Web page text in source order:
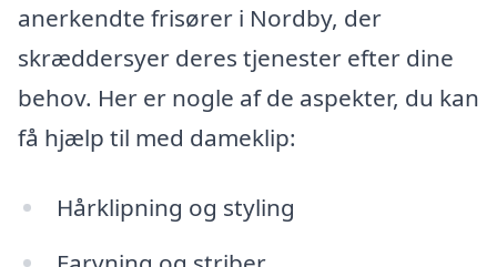
anerkendte frisører i Nordby, der
skræddersyer deres tjenester efter dine
behov. Her er nogle af de aspekter, du kan
få hjælp til med dameklip:
Hårklipning og styling